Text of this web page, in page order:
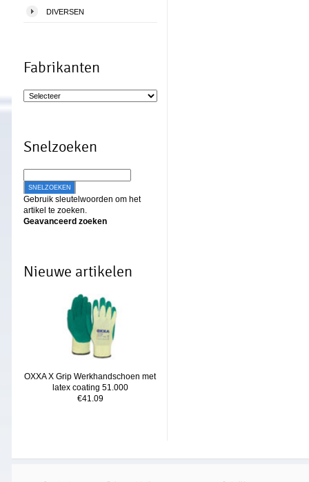
DIVERSEN
Fabrikanten
Snelzoeken
SNELZOEKEN
Gebruik sleutelwoorden om het
artikel te zoeken.
Geavanceerd zoeken
Nieuwe artikelen
OXXA X Grip Werkhandschoen met
latex coating 51.000
€41.09